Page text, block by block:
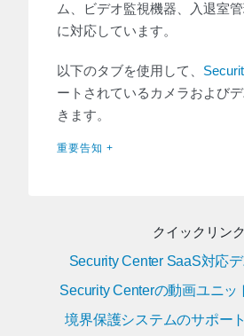
ム、ビデオ監視機器、入退室
に対応しています。
以下のタブを使用して、
ートされているカメラおよび
きます。
重要告知 +
クイックリンク
Security Center SaaS対応
Security Centerの動画ユニッ
境界保護システムのサポー